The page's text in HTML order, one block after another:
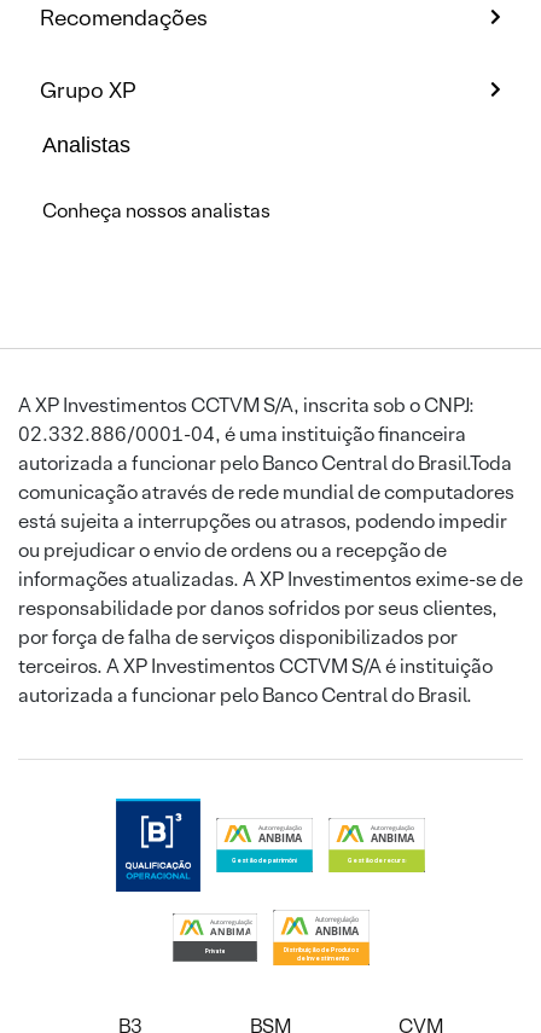
Recomendações
Grupo XP
Analistas
Conheça nossos analistas
A XP Investimentos CCTVM S/A, inscrita sob o CNPJ:
02.332.886/0001-04, é uma instituição financeira
autorizada a funcionar pelo Banco Central do Brasil.Toda
comunicação através de rede mundial de computadores
está sujeita a interrupções ou atrasos, podendo impedir
ou prejudicar o envio de ordens ou a recepção de
informações atualizadas. A XP Investimentos exime-se de
responsabilidade por danos sofridos por seus clientes,
por força de falha de serviços disponibilizados por
terceiros. A XP Investimentos CCTVM S/A é instituição
autorizada a funcionar pelo Banco Central do Brasil.
B3 BSM CVM